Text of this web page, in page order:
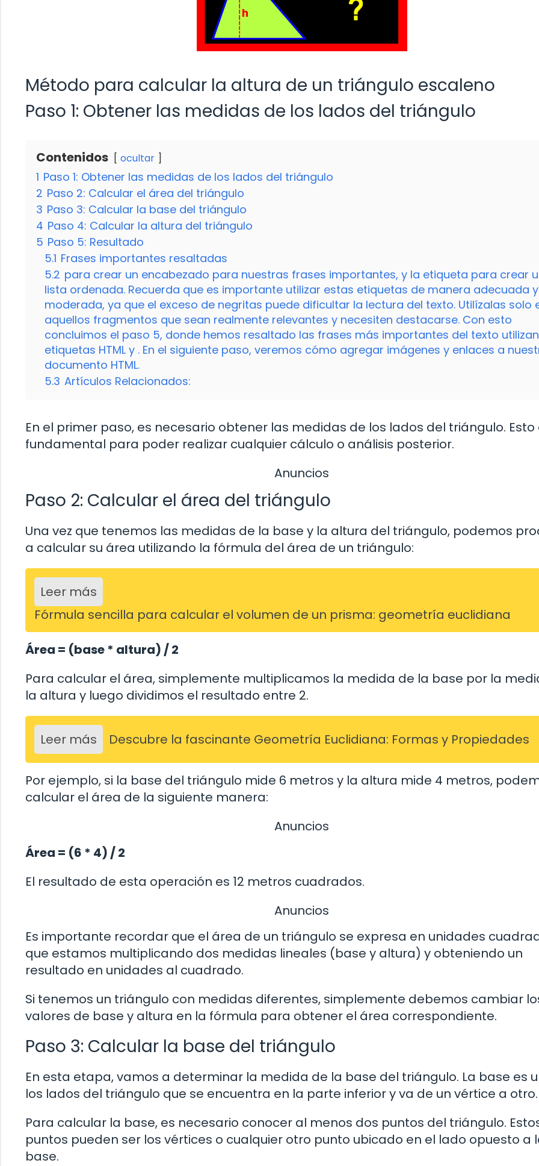
Método para calcular la altura de un triángulo escaleno
Paso 1: Obtener las medidas de los lados del triángulo
Contenidos ocultar
1 Paso 1: Obtener las medidas de los lados del triángulo
2 Paso 2: Calcular el área del triángulo
3 Paso 3: Calcular la base del triángulo
4 Paso 4: Calcular la altura del triángulo
5 Paso 5: Resultado
5.1 Frases importantes resaltadas
5.2 para crear un encabezado para nuestras frases importantes, y la etiqueta para crear
lista ordenada. Recuerda que es importante utilizar estas etiquetas de manera adecuada y
moderada, ya que el exceso de negritas puede dificultar la lectura del texto. Utilízalas solo
aquellos fragmentos que sean realmente relevantes y necesiten destacarse. Con esto
concluimos el paso 5, donde hemos resaltado las frases más importantes del texto
etiquetas HTML y . En el siguiente paso, veremos cómo agregar imágenes y enlaces a
documento HTML.
5.3 Artículos Relacionados:
En el primer paso, es necesario obtener las medidas de los lados del triángulo. Esto
fundamental para poder realizar cualquier cálculo o análisis posterior.
Anuncios
Paso 2: Calcular el área del triángulo
Una vez que tenemos las medidas de la base y la altura del triángulo, podemos
a calcular su área utilizando la fórmula del área de un triángulo:
Leer más
Fórmula sencilla para calcular el volumen de un prisma: geometría euclidiana
Área = (base * altura) / 2
Para calcular el área, simplemente multiplicamos la medida de la base por la
la altura y luego dividimos el resultado entre 2.
Leer más Descubre la fascinante Geometría Euclidiana: Formas y Propiedades
Por ejemplo, si la base del triángulo mide 6 metros y la altura mide 4 metros,
calcular el área de la siguiente manera:
Anuncios
Área = (6 * 4) / 2
El resultado de esta operación es 12 metros cuadrados.
Anuncios
Es importante recordar que el área de un triángulo se expresa en unidades
que estamos multiplicando dos medidas lineales (base y altura) y obteniendo un
resultado en unidades al cuadrado.
Si tenemos un triángulo con medidas diferentes, simplemente debemos cambiar
valores de base y altura en la fórmula para obtener el área correspondiente.
Paso 3: Calcular la base del triángulo
En esta etapa, vamos a determinar la medida de la base del triángulo. La base es
los lados del triángulo que se encuentra en la parte inferior y va de un vértice a otro.
Para calcular la base, es necesario conocer al menos dos puntos del triángulo.
puntos pueden ser los vértices o cualquier otro punto ubicado en el lado opuesto a
base.